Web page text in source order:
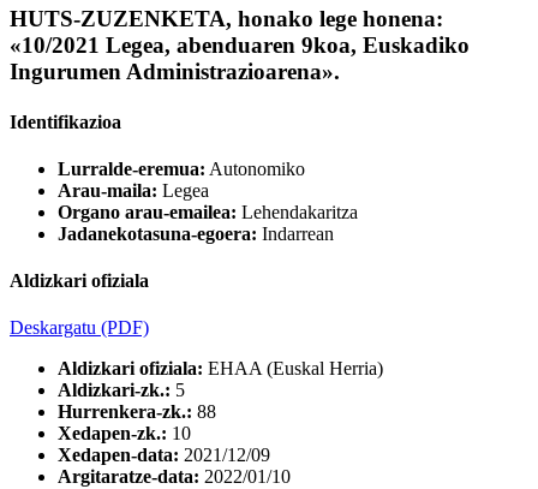
HUTS-ZUZENKETA, honako lege honena:
«10/2021 Legea, abenduaren 9koa, Euskadiko
Ingurumen Administrazioarena».
Identifikazioa
Lurralde-eremua: Autonomiko
Arau-maila: Legea
Organo arau-emailea: Lehendakaritza
Jadanekotasuna-egoera: Indarrean
Aldizkari ofiziala
Deskargatu (PDF)
Aldizkari ofiziala: EHAA (Euskal Herria)
Aldizkari-zk.: 5
Hurrenkera-zk.: 88
Xedapen-zk.: 10
Xedapen-data: 2021/12/09
Argitaratze-data: 2022/01/10